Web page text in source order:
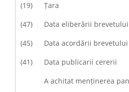
(19)
Țara
(47)
Data eliberării brevetului
(45)
Data acordării brevetului
(41)
Data publicarii cererii
A achitat menținerea